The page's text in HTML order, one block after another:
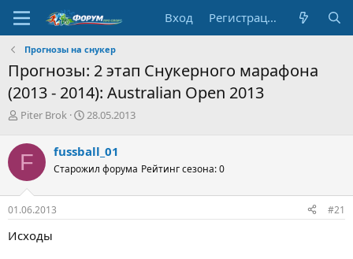
Вход Регистрация
Прогнозы на снукер
Прогнозы: 2 этап Снукерного марафона
(2013 - 2014): Australian Open 2013
А
т
о
р
т
е
м
Piter Brok
Д
а
н
ч
28.05.2013
F fussball_01
Старожил форума Рейтинг сезона: 0
01.06.2013 #21
Исходы